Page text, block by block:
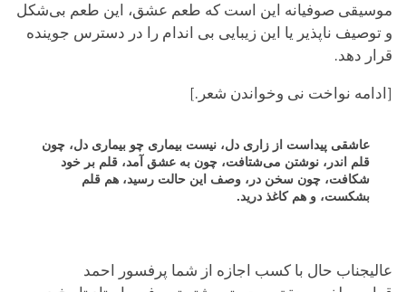
موسیقی صوفیانه این است که طعم عشق، این طعم بی‌شکل
و توصیف ناپذیر یا این زیبایی بی اندام را در دسترس جوینده
قرار دهد.
[ادامه نواخت نی وخواندن شعر.]
عاشقی پیداست از زاری دل، نیست بیماری چو بیماری دل، چون
قلم اندر، نوشتن می‌شتافت، چون به عشق آمد، قلم بر خود
شکافت، چون سخن در، وصف این حالت رسید، هم قلم
بشکست، و هم کاغذ درید.
عالیجناب حال با کسب اجازه از شما پرفسور احمد